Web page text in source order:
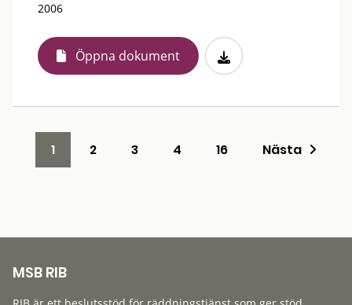
2006
Öppna dokument
1 2 3 4 16 Nästa
MSB RIB